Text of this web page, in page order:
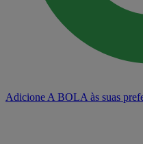
Adicione A BOLA às suas